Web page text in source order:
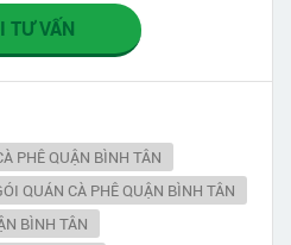
TƯ VẤN
PHÊ QUẬN BÌNH TÂN
QUÁN CÀ PHÊ QUẬN BÌNH TÂN
BÌNH TÂN